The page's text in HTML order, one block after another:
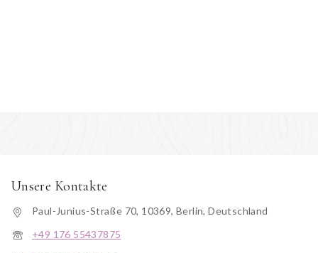
Unsere Kontakte
Paul-Junius-Straße 70, 10369, Berlin, Deutschland
+49 176 55437875